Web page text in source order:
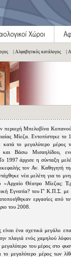
| Αλφαβητικός κατάλογος |
περιοχή Μπελοβίνα
Μίεζα. Εντοπίστηκε το
κατά το μεγαλύτερο
και Βάσω Μισαηλίδου,
Το 1997 άρχισε η σύνταξη
τον Αν. Καθηγητή
νέα μελέτη για το
Θέατρο Μίεζας:
Εγνατία? του Γ' Κ.Π.Σ.
εργασίες από
του 2008.
είναι ένα σχετικά μεγάλο
πλαγιά ενός χαμηλού
μεγαλύτερο του μέρος στο
το μεγαλύτερο μέρος των